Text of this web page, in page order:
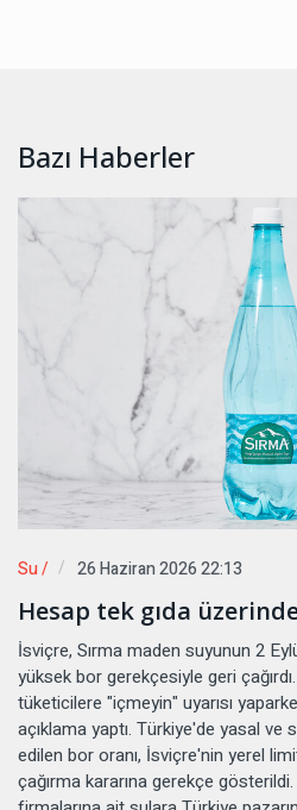
Bazı Haberler
Su / 26 Haziran 2026 22:13
Hesap tek gıda
İsviçre, Sırma maden suyunun 2
yüksek bor gerekçesiyle geri
tüketicilere "içmeyin" uyarısı
açıklama yaptı. Türkiye'de yasal ve
edilen bor oranı, İsviçre'nin yerel
çağırma kararına gerekçe